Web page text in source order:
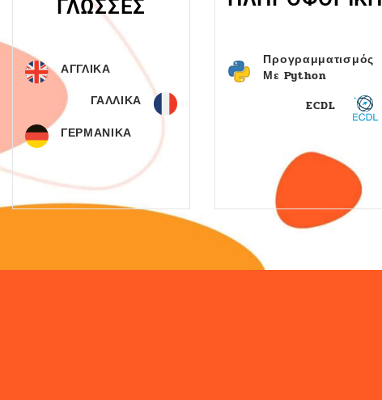
ΓΛΩΣΣΕΣ
ΑΓΓΛΙΚΑ
ΓΑΛΛΙΚΑ
ΓΕΡΜΑΝΙΚΑ
Προγραμματισμός
Με Python
ECDL